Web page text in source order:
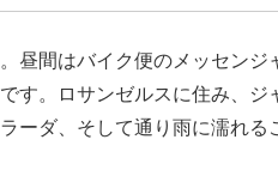
昼間はバイク便のメッセン
す。ロサンゼルスに住み、
ーダ、そして通り雨に濡れる